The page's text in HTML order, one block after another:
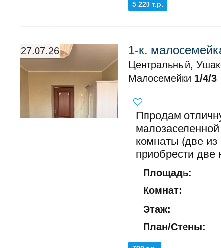
5 220 т.р.
27.07.26 1-к.
Центральный,
Малосемейки 1/4/3
Ппродам
комнаты (две
приобрести две
Площадь:
Комнат:
Этаж:
План/Стены: